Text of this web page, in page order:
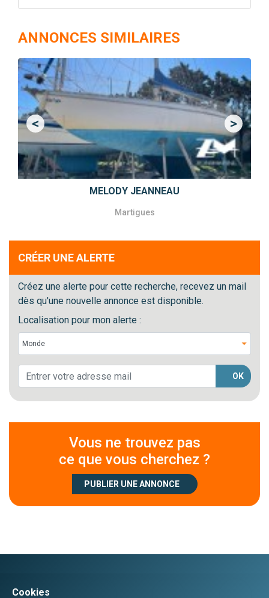
ANNONCES SIMILAIRES
MELODY JEANNEAU
Martigues
<Previous >Next
CRÉER UNE ALERTE
Créez une alerte pour cette recherche, recevez un mail
dès qu'une nouvelle annonce est disponible.
Localisation pour mon alerte :
OK
Vous ne trouvez pas
ce que vous cherchez ?
PUBLIER UNE ANNONCE